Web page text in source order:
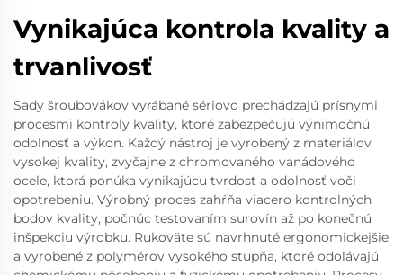
Vynikajúca kontrola kvality a
trvanlivosť
Sady šroubovákov vyrábané sériovo prechádzajú prísnymi
procesmi kontroly kvality, ktoré zabezpečujú výnimočnú
odolnosť a výkon. Každý nástroj je vyrobený z materiálov
vysokej kvality, zvyčajne z chromovaného vanádového
ocele, ktorá ponúka vynikajúcu tvrdosť a odolnosť voči
opotrebeniu. Výrobný proces zahŕňa viacero kontrolných
bodov kvality, počnúc testovaním surovín až po konečnú
inšpekciu výrobku. Rukoväte sú navrhnuté ergonomickejšie
a vyrobené z polymérov vysokého stupňa, ktoré odolávajú